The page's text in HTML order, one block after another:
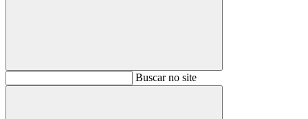
BuscarBuscar no site